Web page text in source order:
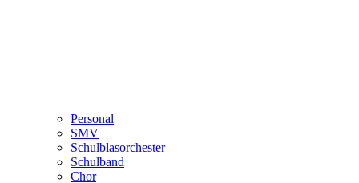
Personal
SMV
Schulblasorchester
Schulband
Chor